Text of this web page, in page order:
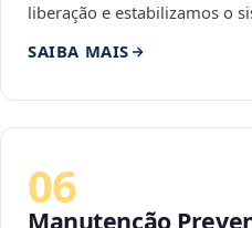
liberação e estabilizamos o
SAIBA MAIS
06
Manutenção